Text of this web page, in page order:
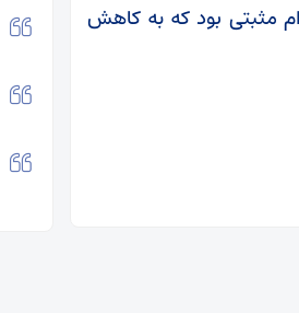
مثبتی بود که به کاهش